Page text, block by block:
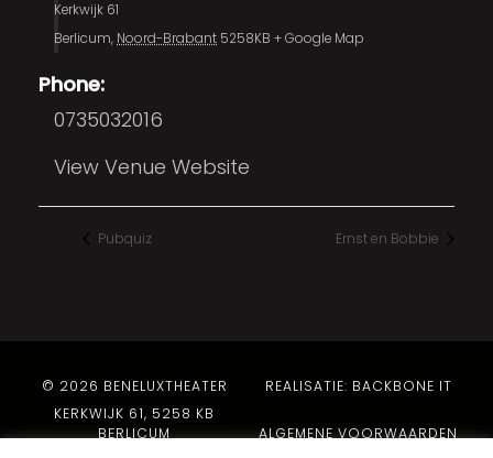
Kerkwijk 61
Berlicum, Noord-Brabant 5258KB + Google Map
Phone:
0735032016
View Venue Website
Pubquiz Ernst en Bobbie
© 2026 BENELUXTHEATER
REALISATIE: BACKBONE IT
KERKWIJK 61, 5258 KB
BERLICUM
ALGEMENE VOORWAARDEN